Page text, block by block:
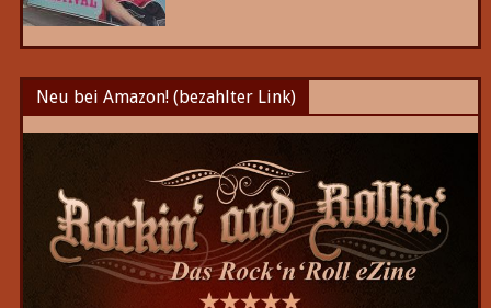
Neu bei Amazon! (bezahlter Link)